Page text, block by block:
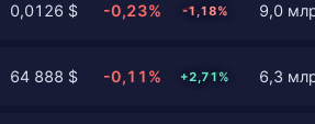
0,0126 $ -0,23% -1,18% 9,0
64 888 $ -0,11% +2,71% 6,3